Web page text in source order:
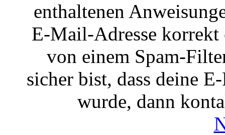
enthaltenen
E-Mail-Adresse korrekt
von einem Spam-
sicher bist, dass deine
wurde, dann